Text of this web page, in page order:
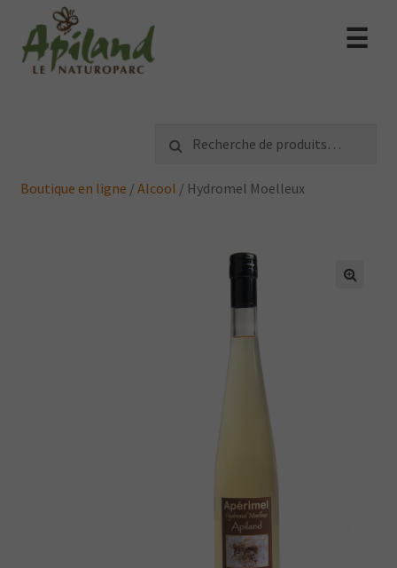
☰
pour :
Recherche
Boutique en ligne / Alcool / Hydromel Moelleux